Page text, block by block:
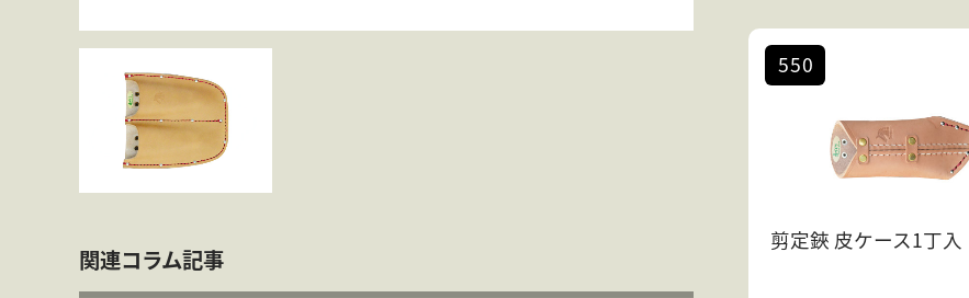
剪定鋏 皮ケース1丁入
550
関連コラム記事
お買いものガイド
よくある質問